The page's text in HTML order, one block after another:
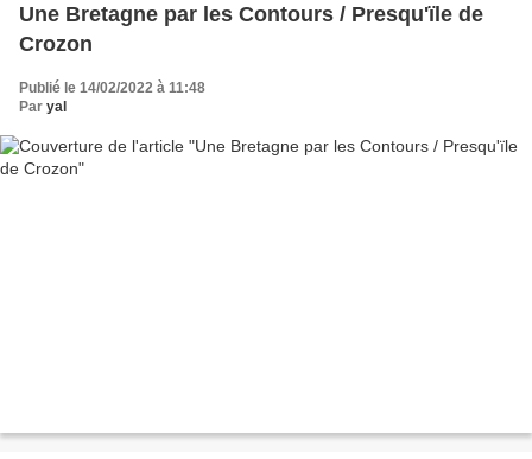
Une Bretagne par les Contours / Presqu'ïle de
Crozon
Publié le 14/02/2022 à 11:48
Par yal